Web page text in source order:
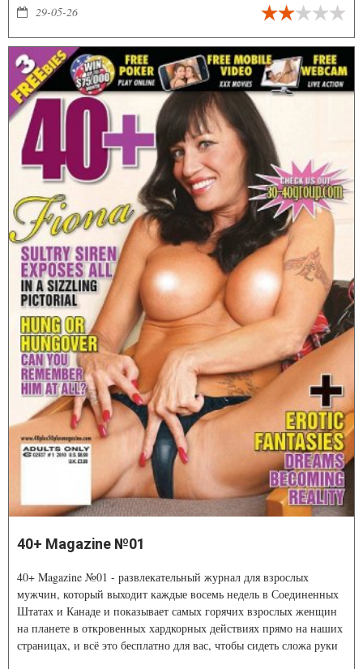
немыслимые финты этого героя, кто неизменно выходит из
каждой ситуации победителем, при этом сохраняя железное
спокойствие и вселенское обаяние не оставят никого
равнодушным. Ведь именно благодаря своей нечеловеческой
увертливости и по истине «дьявольскому везению» Ди Гриз и
получает прозвище - Джим Стальная крыса.
29-05-26
40+ Magazine №01
40+ Magazine №01 - развлекательный журнал для взрослых
мужчин, который выходит каждые восемь недель в Соединенных
Штатах и Канаде и показывает самых горячих взрослых женщин
на планете в откровенных хардкорных действиях прямо на наших
страницах, и всё это бесплатно для вас, чтобы сидеть сложа руки